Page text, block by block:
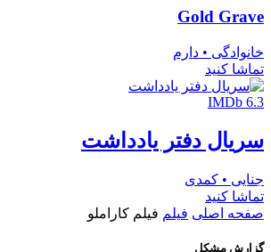
Gold Grave
خانوادگی • دارم
تماشا کنید
IMDb 6.3
سریال دفتر یادداشت
جنایی • کمدی
تماشا کنید
صفحه اصلی فیلم فیلم کاراملو
گزارش مشکل